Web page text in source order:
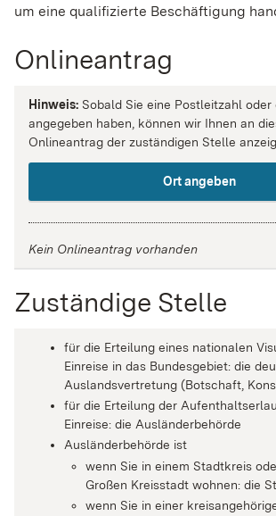
um eine qualifizierte Beschäftigung
Onlineantrag
Hinweis: Sobald Sie eine Postleitzahl oder
angegeben haben, können wir Ihnen an
Onlineantrag der zuständigen Stelle
Ort angeben
Kein Onlineantrag vorhanden
Zuständige Stelle
für die Erteilung eines nationalen
Einreise in das Bundesgebiet: die
Auslandsvertretung (Botschaft,
für die Erteilung der
Einreise: die Ausländerbehörde
Ausländerbehörde ist
wenn Sie in einem Stadtkreis
Großen Kreisstadt wohnen: die
wenn Sie in einer